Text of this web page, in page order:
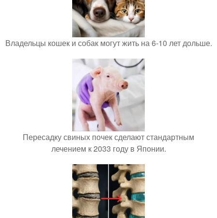
Владельцы кошек и собак могут жить на 6-10 лет дольше.
Пересадку свиных почек сделают стандартным
лечением к 2033 году в Японии.